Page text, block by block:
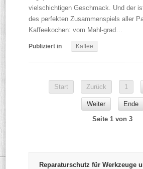
vielschichtigen Geschmack. Und der
des perfekten Zusammenspiels aller
Kaffeekochen: vom Mahl-grad…
Publiziert in Kaffee
Start Zurück 1
Weiter
Ende
Seite 1 von 3
Reparaturschutz für Werkzeuge